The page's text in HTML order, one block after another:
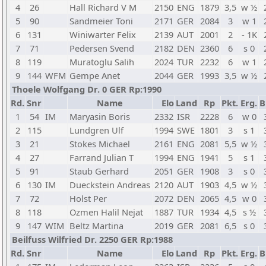
4
26 Hall Richard V M 2150 ENG 1879 3,5 w ½
5
90 Sandmeier Toni 2171 GER 2084 3 w 1
6
131 Winiwarter Felix 2139 AUT 2001 2 - 1K
7
71 Pedersen Svend 2182 DEN 2360 6 s 0
8
119 Muratoglu Salih 2024 TUR 2232 6 w 1
9
144 WFM Gempe Anet 2044 GER 1993 3,5 w ½
Thoele Wolfgang Dr. 0 GER Rp:1990
Rd. Snr Name Elo Land Rp Pkt. Erg.
1
54 IM Maryasin Boris 2332 ISR 2228 6 w 0
2
115 Lundgren Ulf 1994 SWE 1801 3 s 1
3
21 Stokes Michael 2161 ENG 2081 5,5 w ½
4
27 Farrand Julian T 1994 ENG 1941 5 s 1
5
91 Staub Gerhard 2051 GER 1908 3 s 0
6
130 IM Dueckstein Andreas 2120 AUT 1903 4,5 w ½
7
72 Holst Per 2072 DEN 2065 4,5 w 0
8
118 Ozmen Halil Nejat 1887 TUR 1934 4,5 s ½
9
147 WIM Beltz Martina 2019 GER 2081 6,5 s 0
Beilfuss Wilfried Dr. 2250 GER Rp:1988
Rd. Snr Name Elo Land Rp Pkt. Erg.